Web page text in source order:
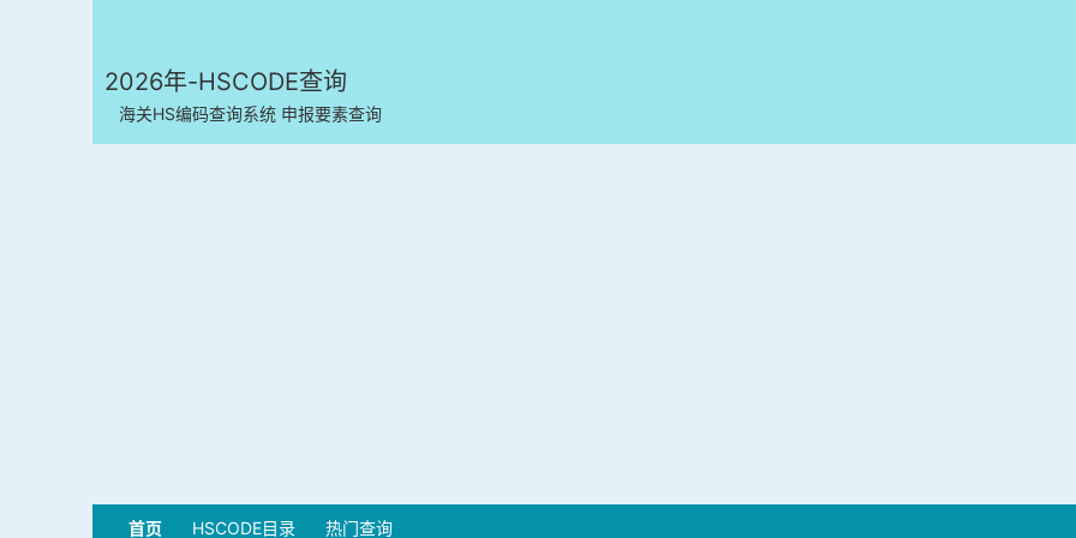
2026年-HSCODE查询
海关HS编码查询系统 申报要素查询
首页 HSCODE目录 热门查询